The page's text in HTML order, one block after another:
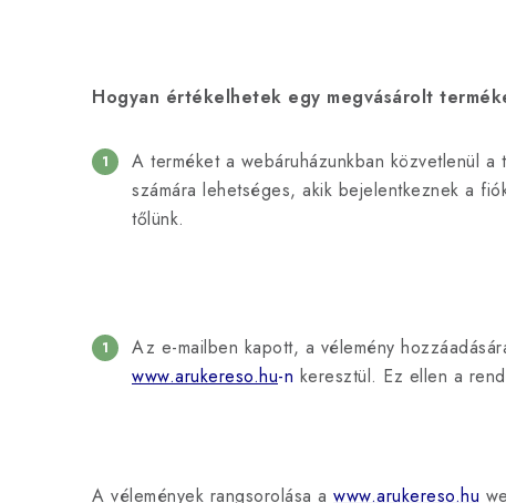
Hogyan értékelhetek egy megvásárolt
A terméket a webáruházunkban közvetlenül
számára lehetséges, akik bejelentkeznek a
tőlünk.
Az e-mailben kapott, a vélemény
www.arukereso.hu-n keresztül. Ez ellen a
A vélemények rangsorolása a www.arukereso.hu